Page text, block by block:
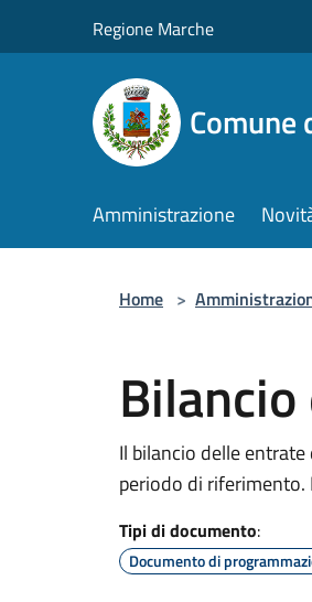
Regione Marche
Comune
Amministrazione
Home >
Il bilancio delle
periodo di
Tipi di documento:
Documento di